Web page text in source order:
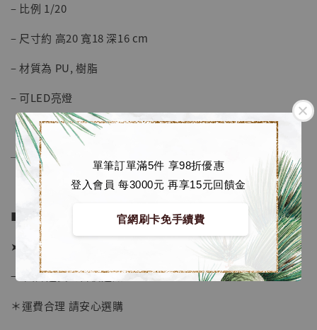
單筆訂單滿5件 享98折優惠
登入會員 每3000元 再享15元回饋金
官網刷卡免手續費
– 比例 1/20
– 尺寸約 高20 寬18 深16 cm
– 材質為 PU, 樹脂
– 可LED亮燈
──────────────
■ 販售資訊：
➤ 價格 4980元 (訂金2180)
→ 國際運費到台後通知
＊運費合理 請安心選購